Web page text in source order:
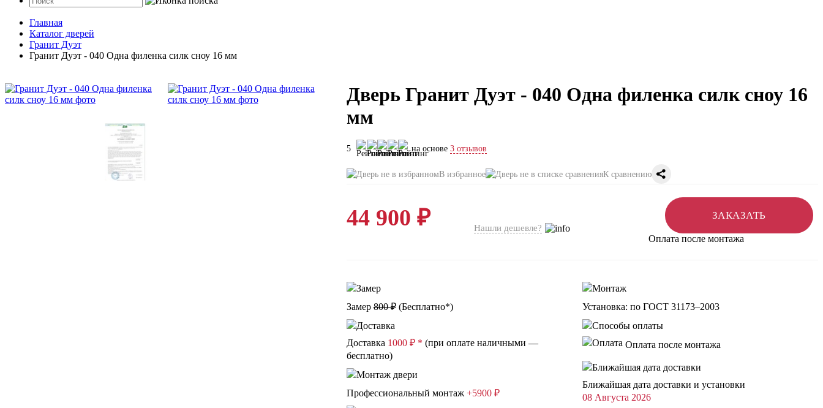
Главная
Каталог дверей
Гранит Дуэт
Гранит Дуэт - 040 Одна филенка силк сноу 16 мм
Дверь Гранит Дуэт - 040 Одна филенка силк сноу 16
мм
5 на основе 3 отзывов
В избранное К сравнению
44 900 ₽ Нашли дешевле?
ЗАКАЗАТЬ
Оплата после монтажа
Замер800 ₽(Бесплатно*)
Доставка 1000 ₽ * (при оплате наличными —
бесплатно)
Профессиональный монтаж +5900 ₽
Установка: по ГОСТ 31173–2003
Оплата после монтажа
Ближайшая дата доставки и установки
08 Августа 2026